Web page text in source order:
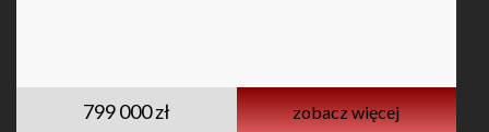
799 000 zł zobacz więcej